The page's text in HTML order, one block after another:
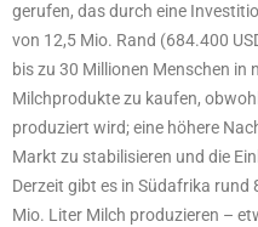
gerufen, das durch eine
von 12,5 Mio. Rand (684.400
bis zu 30 Millionen Menschen in
Milchprodukte zu kaufen,
produziert wird; eine höhere
Markt zu stabilisieren und die
Derzeit gibt es in Südafrika rund
Mio. Liter Milch produzieren –